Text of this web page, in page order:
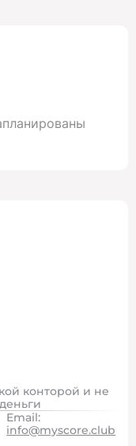
конторой и не
Email:
info@myscore.club